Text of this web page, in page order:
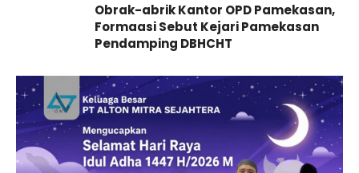
Obrak-abrik Kantor OPD Pamekasan,
Formaasi Sebut Kejari Pamekasan
Pendamping DBHCHT